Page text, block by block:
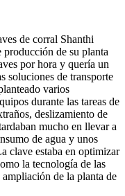
de corral Shanthi
producción de su planta
por hora y quería un
soluciones de transporte
varios
durante las tareas de
deslizamiento de
mucho en llevar a
de agua y unos
clave estaba en optimizar
la tecnología de las
de la planta de